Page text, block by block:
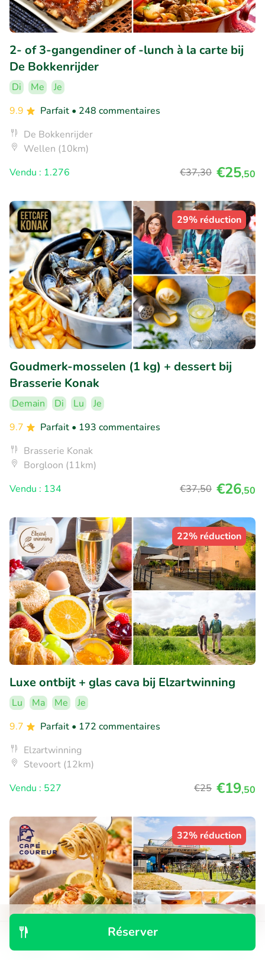
Réserver
2- of 3-gangendiner of -lunch à la carte bij
De Bokkenrijder
Di Me
Je
9.9
Parfait • 248 commentaires
De Bokkenrijder
Wellen (10km)
Vendu : 1.276
€37,30 €25,50
29% réduction
Goudmerk-mosselen (1 kg) + dessert bij
Brasserie Konak
Demain Di Lu
Je
9.7
Parfait • 193 commentaires
Brasserie Konak
Borgloon (11km)
Vendu : 134
€37,50 €26,50
22% réduction
Luxe ontbijt + glas cava bij Elzartwinning
Lu Ma Me
Je
9.7
Parfait • 172 commentaires
Elzartwinning
Stevoort (12km)
Vendu : 527
€25 €19,50
32% réduction